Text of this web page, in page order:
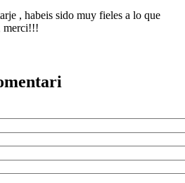
, habeis sido muy fieles a lo que
merci!!!